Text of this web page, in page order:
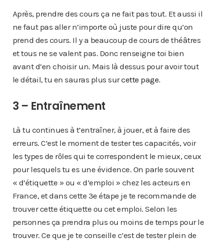
Après, prendre des cours ça ne fait pas tout. Et aussi il
ne faut pas aller n’importe où juste pour dire qu’on
prend des cours. Il y a beaucoup de cours de théâtres
et tous ne se valent pas. Donc renseigne toi bien
avant d’en choisir un. Mais là dessus pour avoir tout
le détail, tu en sauras plus surcette page.
3 – Entraînement
Là tu continues à t’entraîner, à jouer, et à faire des
erreurs. C’est le moment de tester tes capacités, voir
les types de rôles qui te correspondent le mieux, ceux
pour lesquels tu es une évidence. On parle souvent
« d’étiquette » ou « d’emploi » chez les acteurs en
France, et dans cette 3e étape je te recommande de
trouver cette étiquette ou cet emploi. Selon les
personnes ça prendra plus ou moins de temps pour le
trouver. Ce que je te conseille c’est de tester plein de